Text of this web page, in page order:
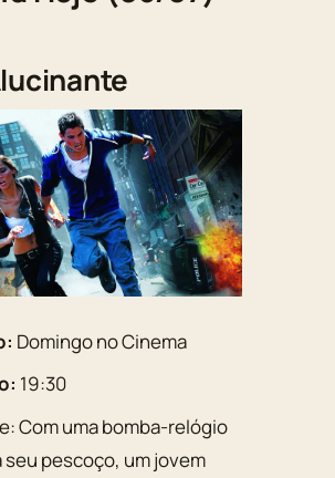
Domingo no Cinema
19:30
Com uma bomba-relógio
seu pescoço, um jovem